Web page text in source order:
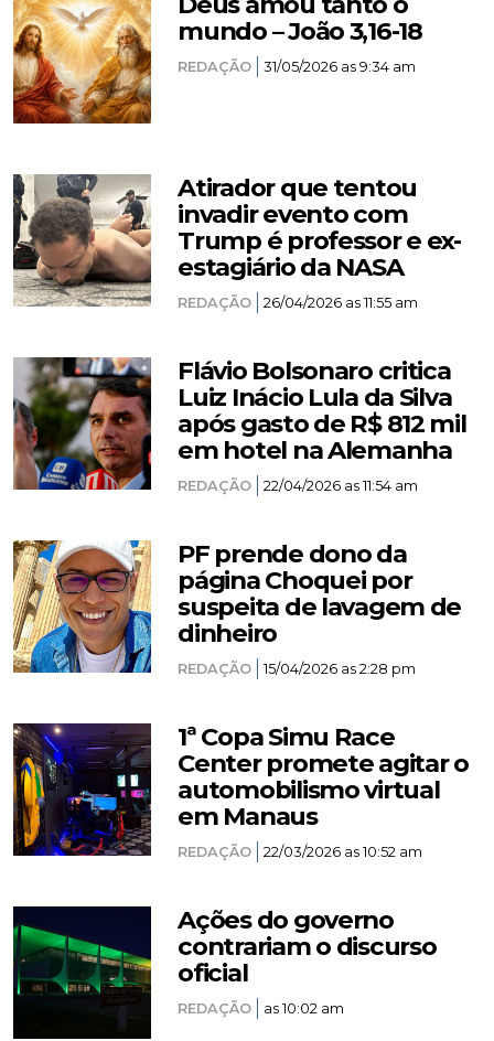
mundo – João 3,16-18
REDAÇÃO 31/05/2026 as 9:34 am
Atirador que tentou
invadir evento com
Trump é professor e ex-
estagiário da NASA
REDAÇÃO 26/04/2026 as 11:55 am
Flávio Bolsonaro critica
Luiz Inácio Lula da Silva
após gasto de R$ 812 mil
em hotel na Alemanha
REDAÇÃO 22/04/2026 as 11:54 am
PF prende dono da
página Choquei por
suspeita de lavagem de
dinheiro
REDAÇÃO 15/04/2026 as 2:28 pm
1ª Copa Simu Race
Center promete agitar o
automobilismo virtual
em Manaus
REDAÇÃO 22/03/2026 as 10:52 am
Ações do governo
contrariam o discurso
oficial
REDAÇÃO as 10:02 am